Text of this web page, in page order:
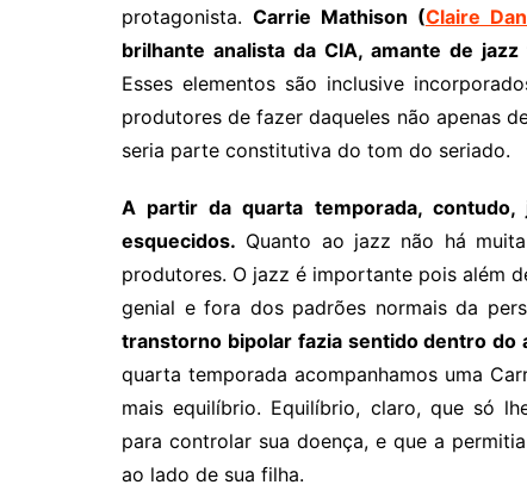
protagonista. Carrie Mathison (Claire
brilhante analista da CIA, amante de
Esses elementos são inclusive
produtores de fazer daqueles não apenas
seria parte constitutiva do tom do seriado.
A partir da quarta temporada,
esquecidos. Quanto ao jazz não há
produtores. O jazz é importante pois além
genial e fora dos padrões normais da
transtorno bipolar fazia sentido dentro do
quarta temporada acompanhamos uma
mais equilíbrio. Equilíbrio, claro, que só
para controlar sua doença, e que a
ao lado de sua filha.